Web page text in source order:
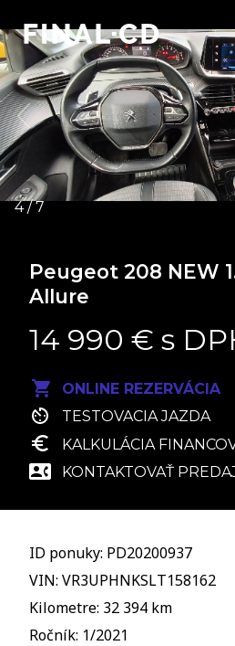
Peugeot 208 NEW
Allure
14 990 € s
ONLINE REZERVÁCIA
TESTOVACIA JAZDA
KALKULÁCIA
KONTAKTOVAŤ
ID ponuky: PD20200937
VIN: VR3UPHNKSLT158162
Kilometre: 32 394 km
Ročník: 1/2021